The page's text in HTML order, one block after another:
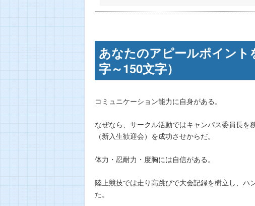
あなたのアピールポイント
字～150文字）
コミュニケーション能力に自身がある。
なぜなら、サークル活動ではキャンパス委員長を
（新入生歓迎会）を成功させからだ。
体力・忍耐力・度胸には自信がある。
陸上競技では走り高跳びで大会記録を樹立し、
た。